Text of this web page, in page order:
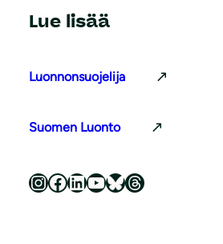
Lue lisää
Luonnonsuojelija
Suomen Luonto
Luonnonsuojeluliitto Instagramissa Luonnonsuojeluliitto Facebookissa Luonnonsuojeluliitto LinkedInissä Luonnonsuojeluliiton YouTube-kanava Luonnonsuojeluliitto Blueskyssa Luonnonsuojeluliitto Threadsissa